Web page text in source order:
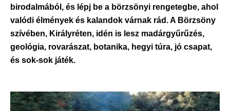
birodalmából, és lépj be a börzsönyi rengetegbe, ahol
valódi élmények és kalandok várnak rád. A Börzsöny
szívében, Királyréten, idén is lesz madárgyűrűzés,
geológia, rovarászat, botanika, hegyi túra, jó csapat,
és sok-sok játék.